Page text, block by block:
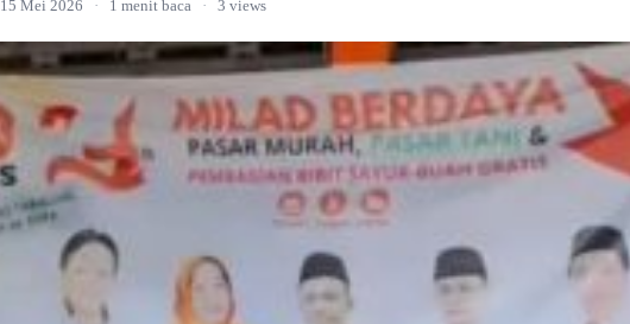
15 Mei 2026 · 1 menit baca · 3 views